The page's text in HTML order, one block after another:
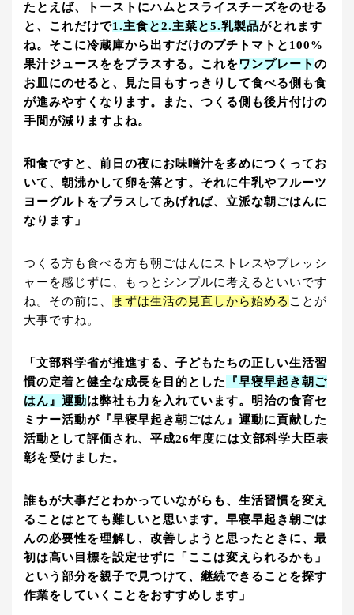
たとえば、トーストにハムとスライスチーズをのせる
と、これだけで1.主食と2.主菜と5.乳製品がとれます
ね。そこに冷蔵庫から出すだけのプチトマトと100%
果汁ジュースををプラスする。これをワンプレート の
お皿にのせると、見た目もすっきりして食べる側も食
が進みやすくなります。また、つくる側も後片付けの
手間が減りますよね。
和食ですと、前日の夜にお味噌汁を多めにつくってお
いて、朝沸かして卵を落とす。それに牛乳やフルーツ
ヨーグルトをプラスしてあげれば、立派な朝ごはんに
なります」
つくる方も食べる方も朝ごはんにストレスやプレッシ
ャーを感じずに、もっとシンプルに考えるといいです
ね。その前に、
まずは生活の見直しから始める ことが
大事ですね。
「文部科学省が推進する、子どもたちの正しい生活習
慣の定着と健全な成長を目的とした
『早寝早起き朝ご
はん』運動は弊社も力を入れています。明治の食育セ
ミナー活動が『早寝早起き朝ごはん』運動に貢献した
活動として評価され、平成26年度には文部科学大臣表
彰を受けました。
誰もが大事だとわかっていながらも、生活習慣を変え
ることはとても難しいと思います。早寝早起き朝ごは
んの必要性を理解し、改善しようと思ったときに、最
初は高い目標を設定せずに「ここは変えられるかも」
という部分を親子で見つけて、継続できることを探す
作業をしていくことをおすすめします」